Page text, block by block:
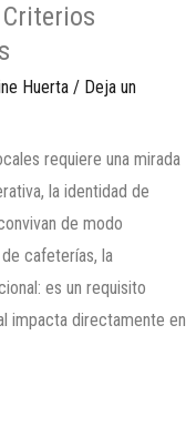
Huerta / Deja un
requiere una mirada
la identidad de
de modo
cafeterías, la
es un requisito
impacta directamente en